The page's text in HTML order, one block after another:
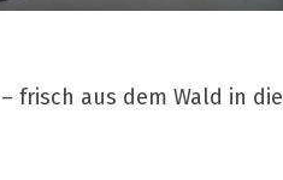
frisch aus dem Wald in die